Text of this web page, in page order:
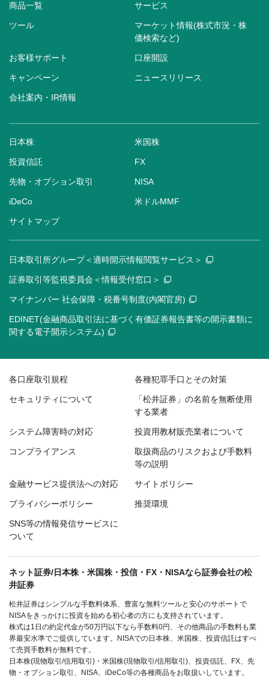
商品一覧 サービス
ツール
マーケット情報(株式市況・株
価検索など)
お客様サポート 口座開設
キャンペーン ニュースリリース
会社案内・IR情報
日本株 米国株
投資信託 FX
先物・オプション取引 NISA
iDeCo 米ドルMMF
サイトマップ
日本取引所グループ＜適時開示情報閲覧サービス＞
証券取引等監視委員会＜情報受付窓口＞
マイナンバー 社会保障・税番号制度(内閣官房)
EDINET(金融商品取引法に基づく有価証券報告書等の開示書類に
関する電子開示システム)
各口座取引規程 各種犯罪手口とその対策
セキュリティについて
「松井証券」の名前を無断使用
する業者
システム障害時の対応 投資用教材販売業者について
コンプライアンス
取扱商品のリスクおよび手数料
等の説明
金融サービス提供法への対応 サイトポリシー
プライバシーポリシー 推奨環境
SNS等の情報発信サービスに
ついて
ネット証券/日本株・米国株・投信・FX・NISAなら証券会社の松
井証券
松井証券はシンプルな手数料体系、豊富な無料ツールと安心のサポートで
NISAをきっかけに投資を始める初心者の方にも支持されています。
株式は1日の約定代金が50万円以下なら手数料0円、その他商品の手数料も業
界最安水準でご提供しています。NISAでの日本株、米国株、投資信託はすべ
て売買手数料が無料です。
日本株(現物取引/信用取引)・米国株(現物取引/信用取引)、投資信託、FX、先
物・オプション取引、NISA、iDeCo等の各種商品をお取扱いしています。